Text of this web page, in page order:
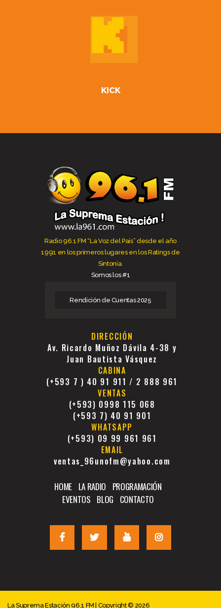
KICK
Radio 96.1 FM “La Voz del País” desde el año
1991 en los primeros lugares en los Ratings de
Sintonía.
Somos los #1
Rendición de Cuentas 2025
DIRECCIÓN
Av. Ricardo Muñoz Dávila 4-38 y
Juan Bautista Vásquez
CABINA
(+593 7 ) 40 91 911 / 2 888 961
VENTAS
(+593) 0998 115 068
(+593 7) 40 91 901
WHATSAPP
(+593) 09 99 961 961
EMAIL
ventas_96unofm@yahoo.com
HOME LA RADIO PROGRAMACIÓN
EVENTOS BLOG CONTACTO
La Suprema Estación 96.1 FM | Copyright © 2026